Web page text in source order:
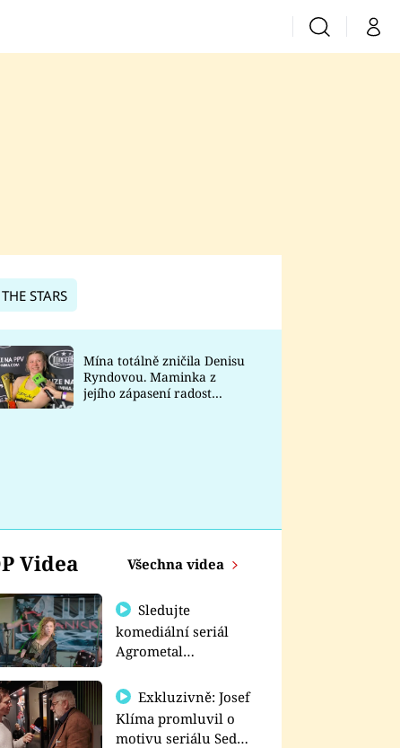
VyhledáváníMůj
Prima Lajk
Sledujte nás
STARS
Mína totálně zničila Denisu
Ryndovou. Maminka z
jejího zápasení radost
Videa Všechna videa
Sledujte
komediální seriál
Agrometal
prima+
Exkluzivně: Josef
Klíma promluvil o
motivu seriálu Sedm